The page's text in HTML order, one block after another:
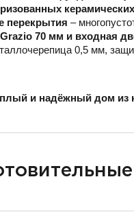
перекрытия –
70 мм и входная
0,5 мм,
и надёжный дом из